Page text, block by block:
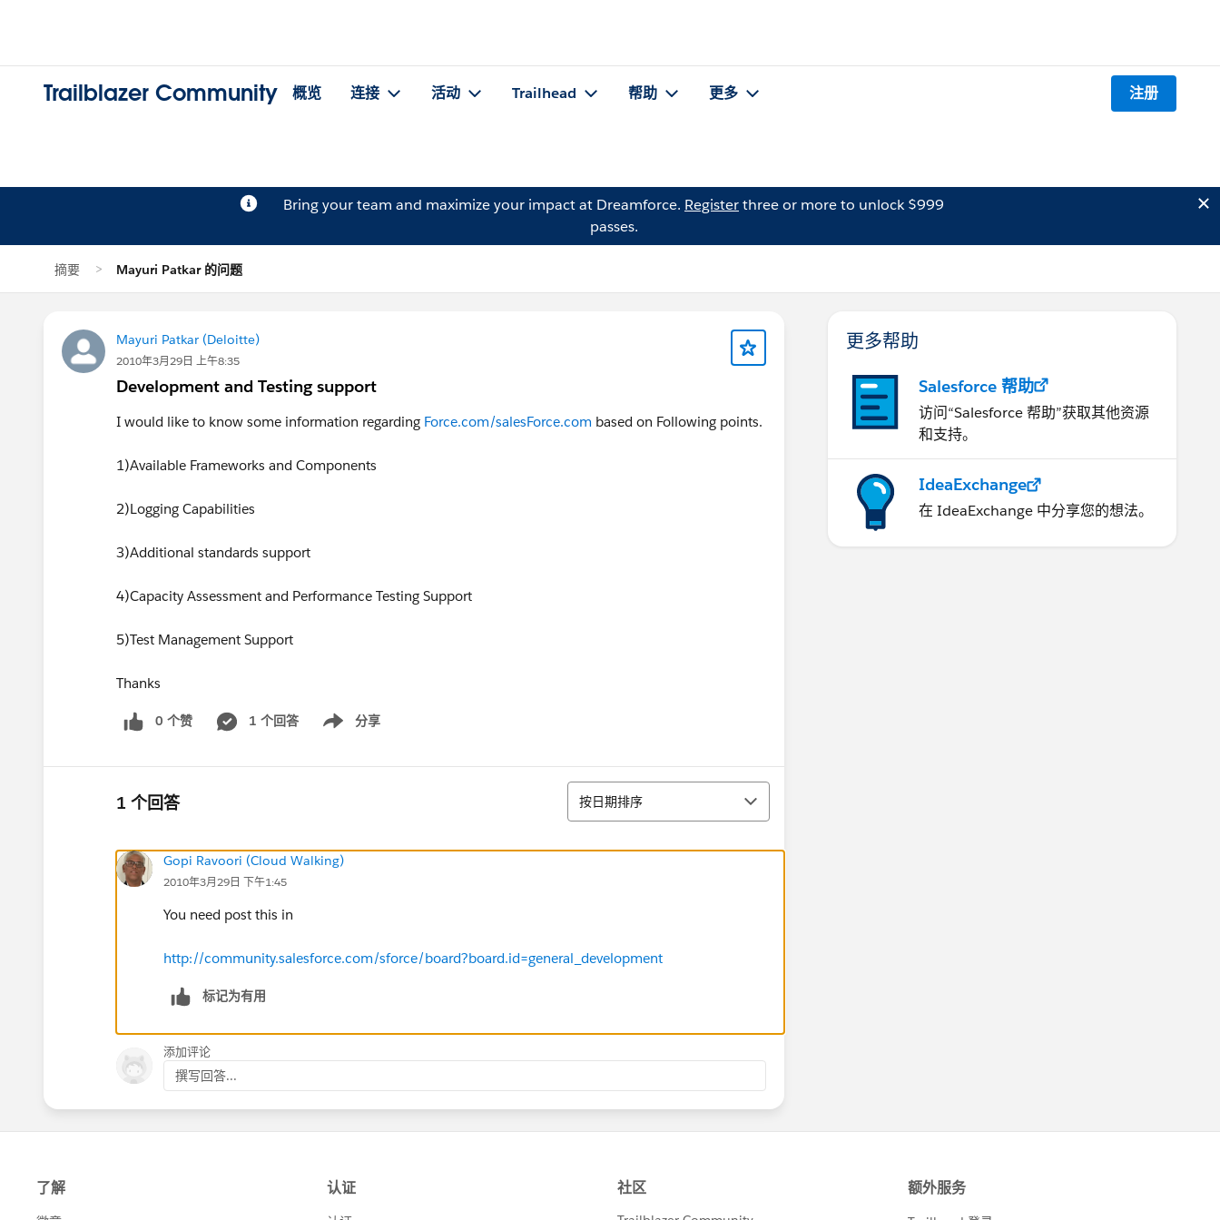
Trailblazer Community 概览 连接 活动 Trailhead 帮助 更多 注册
Bring your team and maximize your impact at Dreamforce. Registerthree or more to unlock $999
passes.
摘要 Mayuri Patkar 的问题
Mayuri Patkar (Deloitte)
2010年3月29日 上午8:35
Development and Testing support
I would like to know some information regarding Force.com/salesForce.com based on Following points.
1)Available Frameworks and Components
2)Logging Capabilities
3)Additional standards support
4)Capacity Assessment and Performance Testing Support
5)Test Management Support
Thanks
0 个赞 1 个回答 分享
Show menu
1 个回答 排序
按日期排序
Gopi Ravoori (Cloud Walking)
2010年3月29日 下午1:45
You need post this in
http://community.salesforce.com/sforce/board?board.id=general_development
标记为有用
添加评论
撰写回答...
更多帮助
Salesforce 帮助
访问“Salesforce 帮助”获取其他资源
和支持。
IdeaExchange
在 IdeaExchange 中分享您的想法。